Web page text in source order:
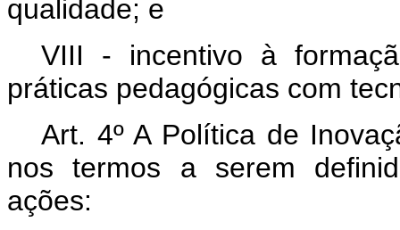
qualidade; e
VIII - incentivo à
práticas pedagógicas com
Art. 4º A Política de
nos termos a serem
ações: